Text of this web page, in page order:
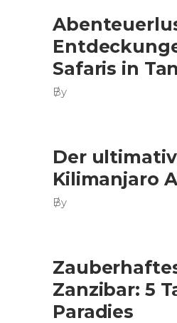
Safaris in
By
Der
Kilimanjaro
By
Zanzibar: 5
Paradies